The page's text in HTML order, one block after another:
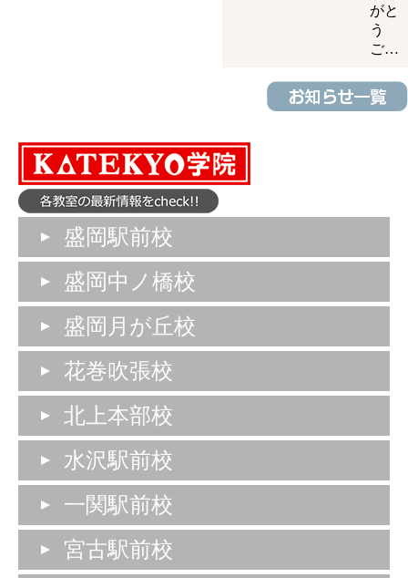
がと
う
ご…
盛岡駅前校
盛岡中ノ橋校
盛岡月が丘校
花巻吹張校
北上本部校
水沢駅前校
一関駅前校
宮古駅前校